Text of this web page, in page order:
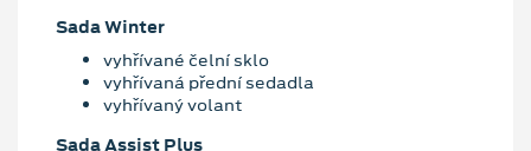
Sada Winter
vyhřívané čelní sklo
vyhřívaná přední sedadla
vyhřívaný volant
Sada Assist Plus